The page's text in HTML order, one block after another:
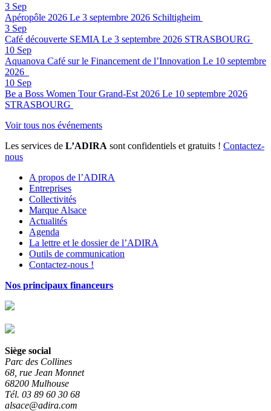
3 Sep
Apéropôle 2026 Le 3 septembre 2026 Schiltigheim
3 Sep
Café découverte SEMIA Le 3 septembre 2026 STRASBOURG
10 Sep
Aquanova Café sur le Financement de l’Innovation Le 10 septembre
2026
10 Sep
Be a Boss Women Tour Grand-Est 2026 Le 10 septembre 2026
STRASBOURG
Voir tous nos événements
Les services de L’ADIRA sont confidentiels et gratuits ! Contactez-
nous
A propos de l’ADIRA
Entreprises
Collectivités
Marque Alsace
Actualités
Agenda
La lettre et le dossier de l’ADIRA
Outils de communication
Contactez-nous !
Nos principaux financeurs
Siège social
Parc des Collines
68, rue Jean Monnet
68200 Mulhouse
Tél. 03 89 60 30 68
alsace@adira.com